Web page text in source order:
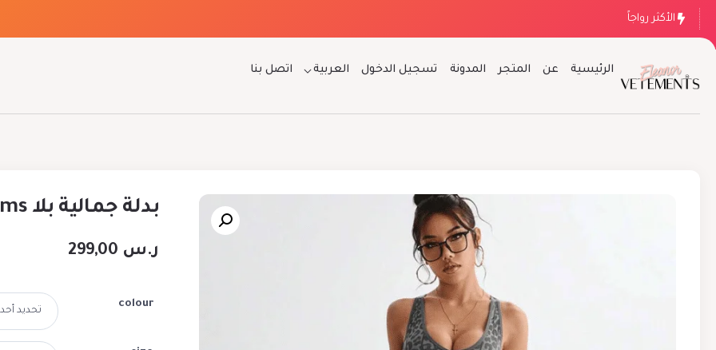
الأكثر رواجاً
الرئيسية عن المتجر المدونة تسجيل الدخول العربية اتصل بنا
بدلة جمالية بلا seams
ر.س
colour